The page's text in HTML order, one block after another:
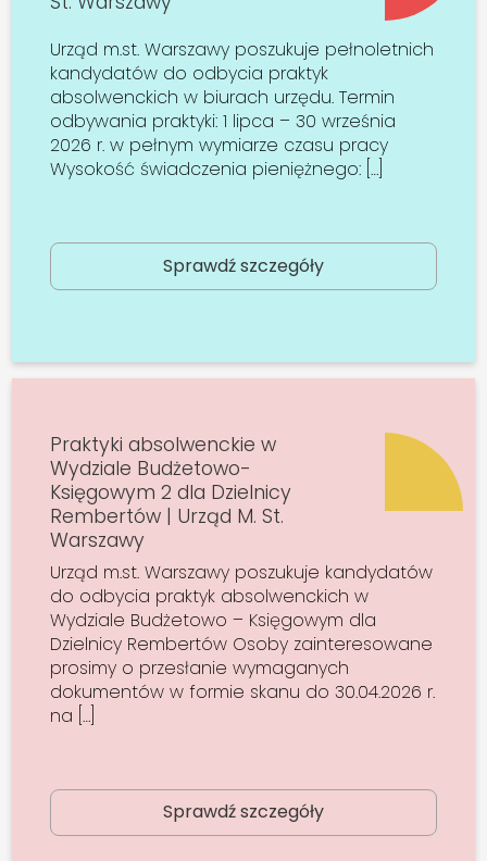
Urząd m.st. Warszawy poszukuje pełnoletnich
kandydatów do odbycia praktyk
absolwenckich w biurach urzędu. Termin
odbywania praktyki: 1 lipca – 30 września
2026 r. w pełnym wymiarze czasu pracy
Wysokość świadczenia pieniężnego: […]
Sprawdź szczegóły
Praktyki absolwenckie w
Wydziale Budżetowo-
Księgowym 2 dla Dzielnicy
Rembertów | Urząd M. St.
Warszawy
Urząd m.st. Warszawy poszukuje kandydatów
do odbycia praktyk absolwenckich w
Wydziale Budżetowo – Księgowym dla
Dzielnicy Rembertów Osoby zainteresowane
prosimy o przesłanie wymaganych
dokumentów w formie skanu do 30.04.2026 r.
na […]
Sprawdź szczegóły